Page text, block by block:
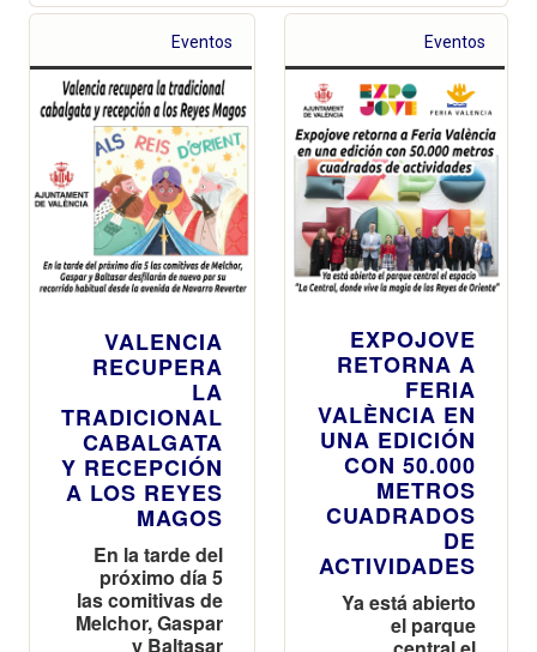
Eventos
VALENCIA
RECUPERA
LA
TRADICIONAL
CABALGATA
Y RECEPCIÓN
A LOS REYES
MAGOS
En la tarde del
próximo día 5
las comitivas de
Melchor, Gaspar
y Baltasar
Eventos
EXPOJOVE
RETORNA A
FERIA
VALÈNCIA EN
UNA EDICIÓN
CON 50.000
METROS
CUADRADOS
DE
ACTIVIDADES
Ya está abierto
el parque